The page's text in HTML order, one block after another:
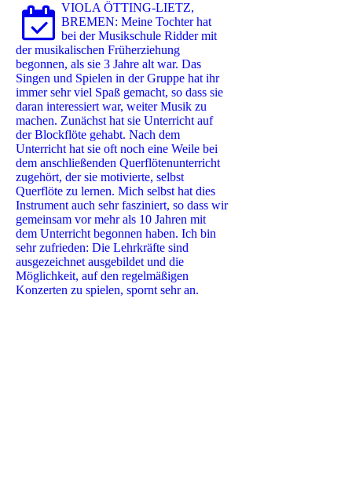
VIOLA ÖTTING-LIETZ,
BREMEN: Meine Tochter hat
bei der Musikschule Ridder mit
der musikalischen Früherziehung
begonnen, als sie 3 Jahre alt war. Das
Singen und Spielen in der Gruppe hat ihr
immer sehr viel Spaß gemacht, so dass sie
daran interessiert war, weiter Musik zu
machen. Zunächst hat sie Unterricht auf
der Blockflöte gehabt. Nach dem
Unterricht hat sie oft noch eine Weile bei
dem anschließenden Querflötenunterricht
zugehört, der sie motivierte, selbst
Querflöte zu lernen. Mich selbst hat dies
Instrument auch sehr fasziniert, so dass wir
gemeinsam vor mehr als 10 Jahren mit
dem Unterricht begonnen haben. Ich bin
sehr zufrieden: Die Lehrkräfte sind
ausgezeichnet ausgebildet und die
Möglichkeit, auf den regelmäßigen
Konzerten zu spielen, spornt sehr an.